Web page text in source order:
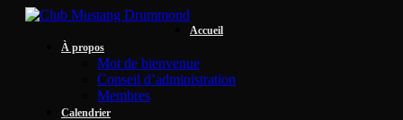
Accueil
À propos
Mot de bienvenue
Conseil d’administration
Membres
Calendrier